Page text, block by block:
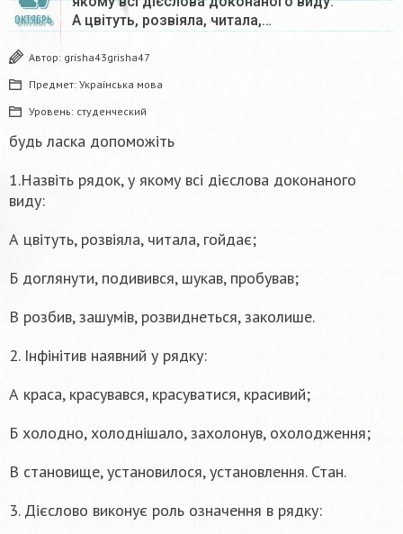
ОКТЯБРЬ
А цвітуть, розвіяла, читала,…
Автор: grisha43grisha47
Предмет: Українська мова
Уровень: студенческий
будь ласка допоможіть
1.Назвіть рядок, у якому всі дієслова доконаного
виду:
А цвітуть, розвіяла, читала, гойдає;
Б доглянути, подивився, шукав, пробував;
В розбив, зашумів, розвиднеться, заколише.
2. Інфінітив наявний у рядку:
А краса, красувався, красуватися, красивий;
Б холодно, холоднішало, захолонув, охолодження;
В становище, установилося, установлення. Стан.
3. Дієслово виконує роль означення в рядку: